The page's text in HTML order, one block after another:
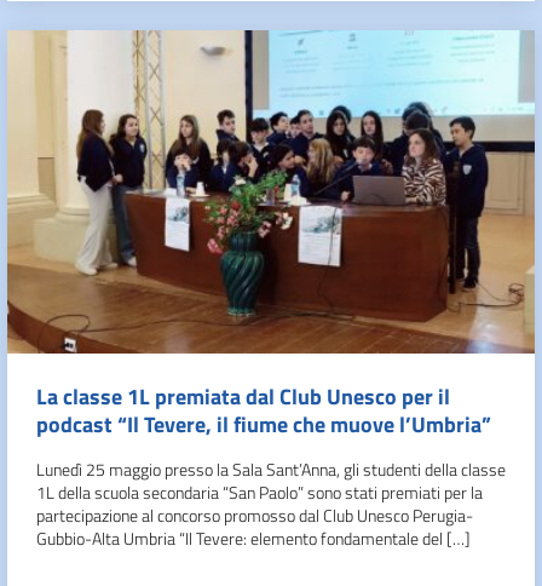
La classe 1L premiata dal Club Unesco per il
podcast “Il Tevere, il fiume che muove l’Umbria”
Lunedì 25 maggio presso la Sala Sant’Anna, gli studenti della classe
1L della scuola secondaria “San Paolo” sono stati premiati per la
partecipazione al concorso promosso dal Club Unesco Perugia-
Gubbio-Alta Umbria “Il Tevere: elemento fondamentale del […]